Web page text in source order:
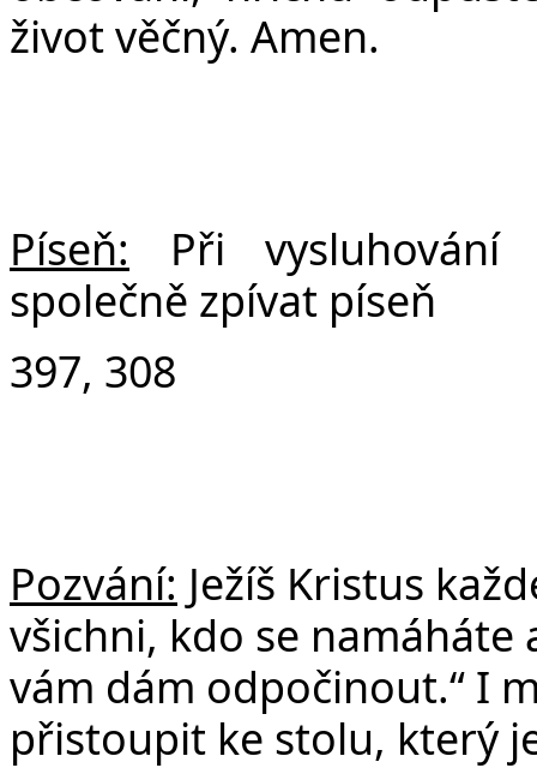
život věčný. Amen.
Píseň: Při vysluhování
společně zpívat píseň
397, 308
Pozvání: Ježíš Kristus
všichni, kdo se namáháte
vám dám odpočinout.“ I
přistoupit ke stolu, který